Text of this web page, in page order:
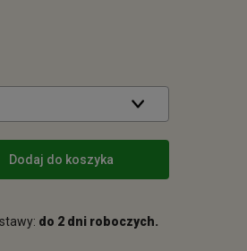
Dodaj do koszyka
do 2 dni roboczych.